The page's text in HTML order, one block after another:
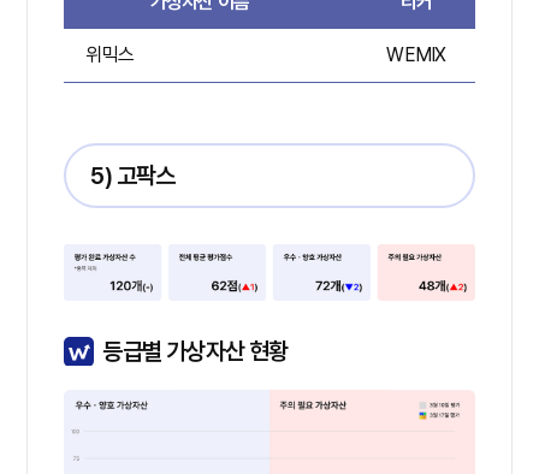
위믹스 WEMIX
5) 고팍스
등급별 가상자산 현황